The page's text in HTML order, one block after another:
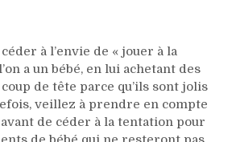
à l’envie de « jouer à la
a un bébé, en lui achetant des
de tête parce qu’ils sont jolis
veillez à prendre en compte
de céder à la tentation pour